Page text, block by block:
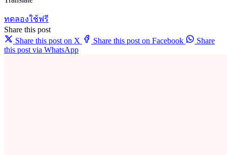
ทดลองใช้ฟรี
Share this post
Share this post on X
Share this post on Facebook
Share
this post via WhatsApp